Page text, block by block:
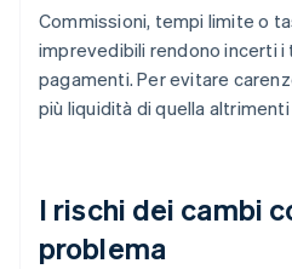
Commissioni, tempi limite o
imprevedibili rendono incerti
pagamenti. Per evitare
più liquidità di quella
I rischi dei cambi
problema